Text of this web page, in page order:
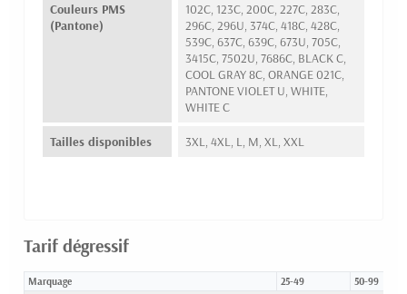
Couleurs PMS
(Pantone)
102C, 123C, 200C, 227C, 283C,
296C, 296U, 374C, 418C, 428C,
539C, 637C, 639C, 673U, 705C,
3415C, 7502U, 7686C, BLACK C,
COOL GRAY 8C, ORANGE 021C,
PANTONE VIOLET U, WHITE,
WHITE C
Tailles disponibles 3XL, 4XL, L, M, XL, XXL
Tarif dégressif
Marquage 25-49 50-99